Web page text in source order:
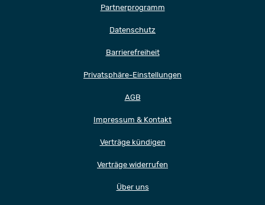
Partnerprogramm
Datenschutz
Barrierefreiheit
Privatsphäre-Einstellungen
AGB
Impressum & Kontakt
Verträge kündigen
Verträge widerrufen
Über uns